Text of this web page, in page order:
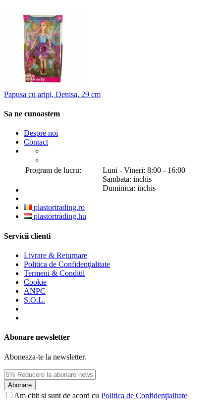
Papusa cu aripi, Denisa, 29 cm
Sa ne cunoastem
Despre noi
Contact
Program de lucru:
Luni - Vineri: 8:00 - 16:00
Sambata: inchis
Duminica: inchis
plastortrading.ro
plastortrading.hu
Servicii clienti
Livrare & Returnare
Politica de Confidenţialitate
Termeni & Conditii
Cookie
ANPC
S.O.L.
Abonare newsletter
Aboneaza-te la newsletter.
Abonare
Am citit si sunt de acord cu Politica de Confidenţialitate